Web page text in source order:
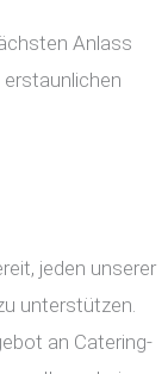
Anlass
jeden unserer
unterstützen.
an Catering-